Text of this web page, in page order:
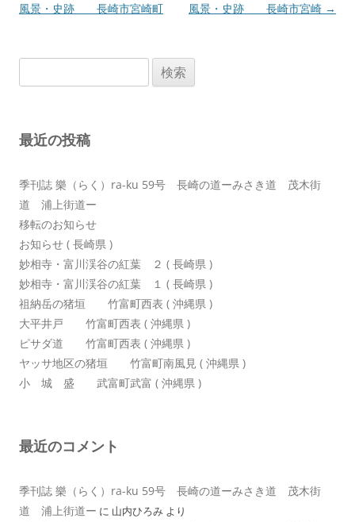
稿
ョ
風景・史跡 長崎市宮崎町
風景・史跡 長崎市宮崎 →
索:
最近の投稿
季刊誌 樂（らく）ra-ku 59号 長崎の道ーみさき道 茂木街
道 浦上街道ー
移転のお知らせ
お知らせ ( 長崎県 )
妙相寺・富川渓谷の紅葉 ２ ( 長崎県 )
妙相寺・富川渓谷の紅葉 １ ( 長崎県 )
祖納岳の猪垣 竹富町西表 ( 沖縄県 )
大平井戸 竹富町西表 ( 沖縄県 )
ピサダ道 竹富町西表 ( 沖縄県 )
ヤッサ地区の猪垣 竹富町南風見 ( 沖縄県 )
小 城 盛 武富町武富 ( 沖縄県 )
最近のコメント
季刊誌 樂（らく）ra-ku 59号 長崎の道ーみさき道 茂木街
道 浦上街道ー に 山内ひろみ より